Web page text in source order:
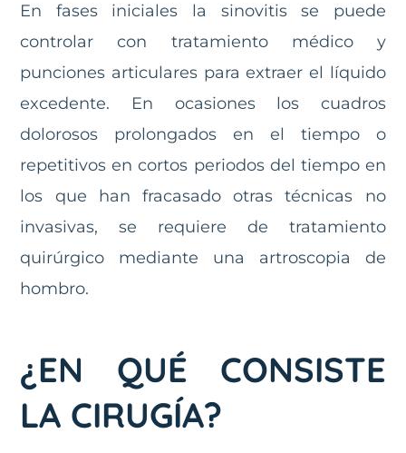
En fases iniciales la sinovitis se puede
controlar con tratamiento médico y
punciones articulares para extraer el líquido
excedente. En ocasiones los cuadros
dolorosos prolongados en el tiempo o
repetitivos en cortos periodos del tiempo en
los que han fracasado otras técnicas no
invasivas, se requiere de tratamiento
quirúrgico mediante una artroscopia de
hombro.
¿EN QUÉ CONSISTE
LA CIRUGÍA?